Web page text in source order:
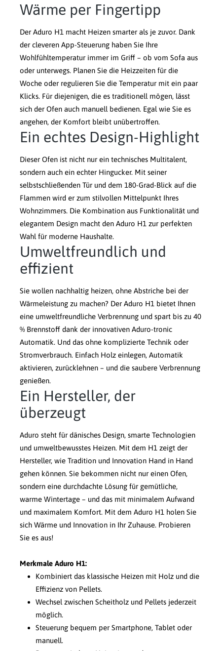
Wärme per Fingertipp
Der Aduro H1 macht Heizen smarter als je zuvor. Dank
der cleveren App-Steuerung haben Sie Ihre
Wohlfühltemperatur immer im Griff – ob vom Sofa aus
oder unterwegs. Planen Sie die Heizzeiten für die
Woche oder regulieren Sie die Temperatur mit ein paar
Klicks. Für diejenigen, die es traditionell mögen, lässt
sich der Ofen auch manuell bedienen. Egal wie Sie es
angehen, der Komfort bleibt unübertroffen.
Ein echtes Design-Highlight
Dieser Ofen ist nicht nur ein technisches Multitalent,
sondern auch ein echter Hingucker. Mit seiner
selbstschließenden Tür und dem 180-Grad-Blick auf die
Flammen wird er zum stilvollen Mittelpunkt Ihres
Wohnzimmers. Die Kombination aus Funktionalität und
elegantem Design macht den Aduro H1 zur perfekten
Wahl für moderne Haushalte.
Umweltfreundlich und
effizient
Sie wollen nachhaltig heizen, ohne Abstriche bei der
Wärmeleistung zu machen? Der Aduro H1 bietet Ihnen
eine umweltfreundliche Verbrennung und spart bis zu 40
% Brennstoff dank der innovativen Aduro-tronic
Automatik. Und das ohne komplizierte Technik oder
Stromverbrauch. Einfach Holz einlegen, Automatik
aktivieren, zurücklehnen – und die saubere Verbrennung
genießen.
Ein Hersteller, der
überzeugt
Aduro steht für dänisches Design, smarte Technologien
und umweltbewusstes Heizen. Mit dem H1 zeigt der
Hersteller, wie Tradition und Innovation Hand in Hand
gehen können. Sie bekommen nicht nur einen Ofen,
sondern eine durchdachte Lösung für gemütliche,
warme Wintertage – und das mit minimalem Aufwand
und maximalem Komfort. Mit dem Aduro H1 holen Sie
sich Wärme und Innovation in Ihr Zuhause. Probieren
Sie es aus!
Merkmale Aduro H1:
Kombiniert das klassische Heizen mit Holz und die
Effizienz von Pellets.
Wechsel zwischen Scheitholz und Pellets jederzeit
möglich.
Steuerung bequem per Smartphone, Tablet oder
manuell.